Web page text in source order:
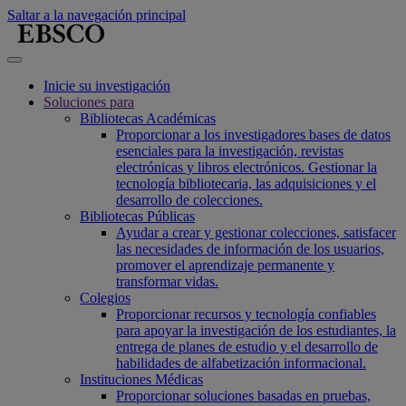
Saltar a la navegación principal
Inicie su investigación
Soluciones para
Bibliotecas Académicas
Proporcionar a los investigadores bases de datos
esenciales para la investigación, revistas
electrónicas y libros electrónicos. Gestionar la
tecnología bibliotecaria, las adquisiciones y el
desarrollo de colecciones.
Bibliotecas Públicas
Ayudar a crear y gestionar colecciones, satisfacer
las necesidades de información de los usuarios,
promover el aprendizaje permanente y
transformar vidas.
Colegios
Proporcionar recursos y tecnología confiables
para apoyar la investigación de los estudiantes, la
entrega de planes de estudio y el desarrollo de
habilidades de alfabetización informacional.
Instituciones Médicas
Proporcionar soluciones basadas en pruebas,